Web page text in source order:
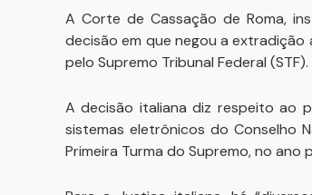
A Corte de Cassação de Roma,
decisão em que negou a extradição
pelo Supremo Tribunal Federal (STF).
A decisão italiana diz respeito ao
sistemas eletrônicos do Conselho
Primeira Turma do Supremo, no ano